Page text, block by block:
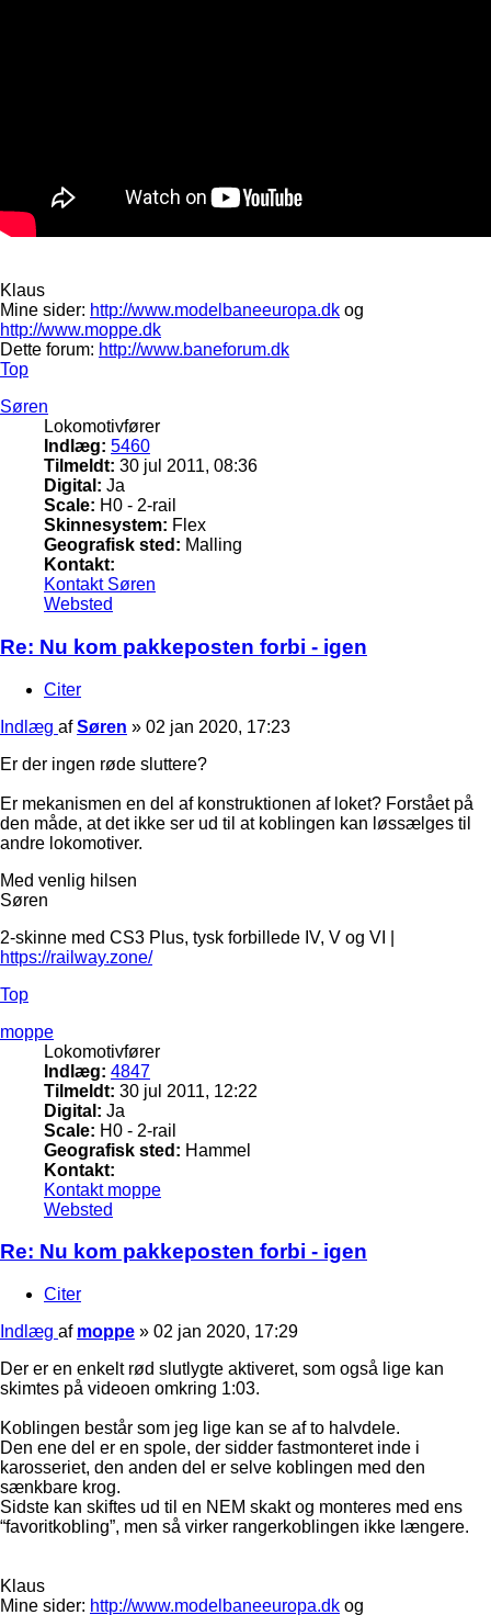
Klaus
Mine sider: http://www.modelbaneeuropa.dk og
http://www.moppe.dk
Dette forum: http://www.baneforum.dk
Top
Søren
Lokomotivfører
Indlæg: 5460
Tilmeldt: 30 jul 2011, 08:36
Digital: Ja
Scale: H0 - 2-rail
Skinnesystem: Flex
Geografisk sted: Malling
Kontakt:
Kontakt Søren
Websted
Re: Nu kom pakkeposten forbi - igen
Citer
Indlæg afSøren » 02 jan 2020, 17:23
Er der ingen røde sluttere?
Er mekanismen en del af konstruktionen af loket? Forstået på
den måde, at det ikke ser ud til at koblingen kan løssælges til
andre lokomotiver.
Med venlig hilsen
Søren
2-skinne med CS3 Plus, tysk forbillede IV, V og VI |
https://railway.zone/
Top
moppe
Lokomotivfører
Indlæg: 4847
Tilmeldt: 30 jul 2011, 12:22
Digital: Ja
Scale: H0 - 2-rail
Geografisk sted: Hammel
Kontakt:
Kontakt moppe
Websted
Re: Nu kom pakkeposten forbi - igen
Citer
Indlæg af moppe » 02 jan 2020, 17:29
Der er en enkelt rød slutlygte aktiveret, som også lige kan
skimtes på videoen omkring 1:03.
Koblingen består som jeg lige kan se af to halvdele.
Den ene del er en spole, der sidder fastmonteret inde i
karosseriet, den anden del er selve koblingen med den
sænkbare krog.
Sidste kan skiftes ud til en NEM skakt og monteres med ens
“favoritkobling”, men så virker rangerkoblingen ikke længere.
Klaus
Mine sider: http://www.modelbaneeuropa.dk og